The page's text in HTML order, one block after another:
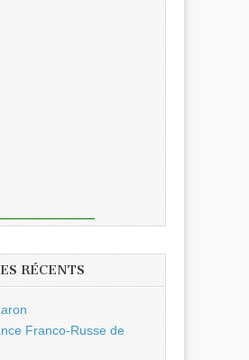
RÉCENTS
Franco-Russe de